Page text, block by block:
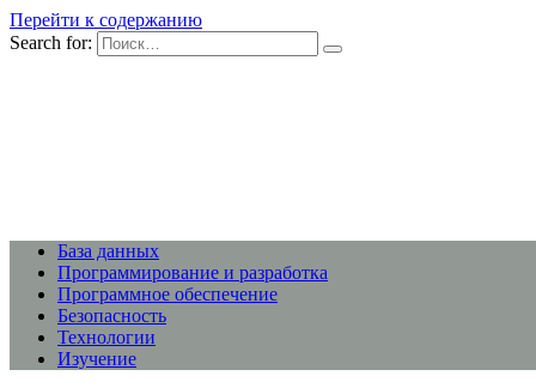
Перейти к содержанию
Search for:
База данных
Программирование и разработка
Программное обеспечение
Безопасность
Технологии
Изучение